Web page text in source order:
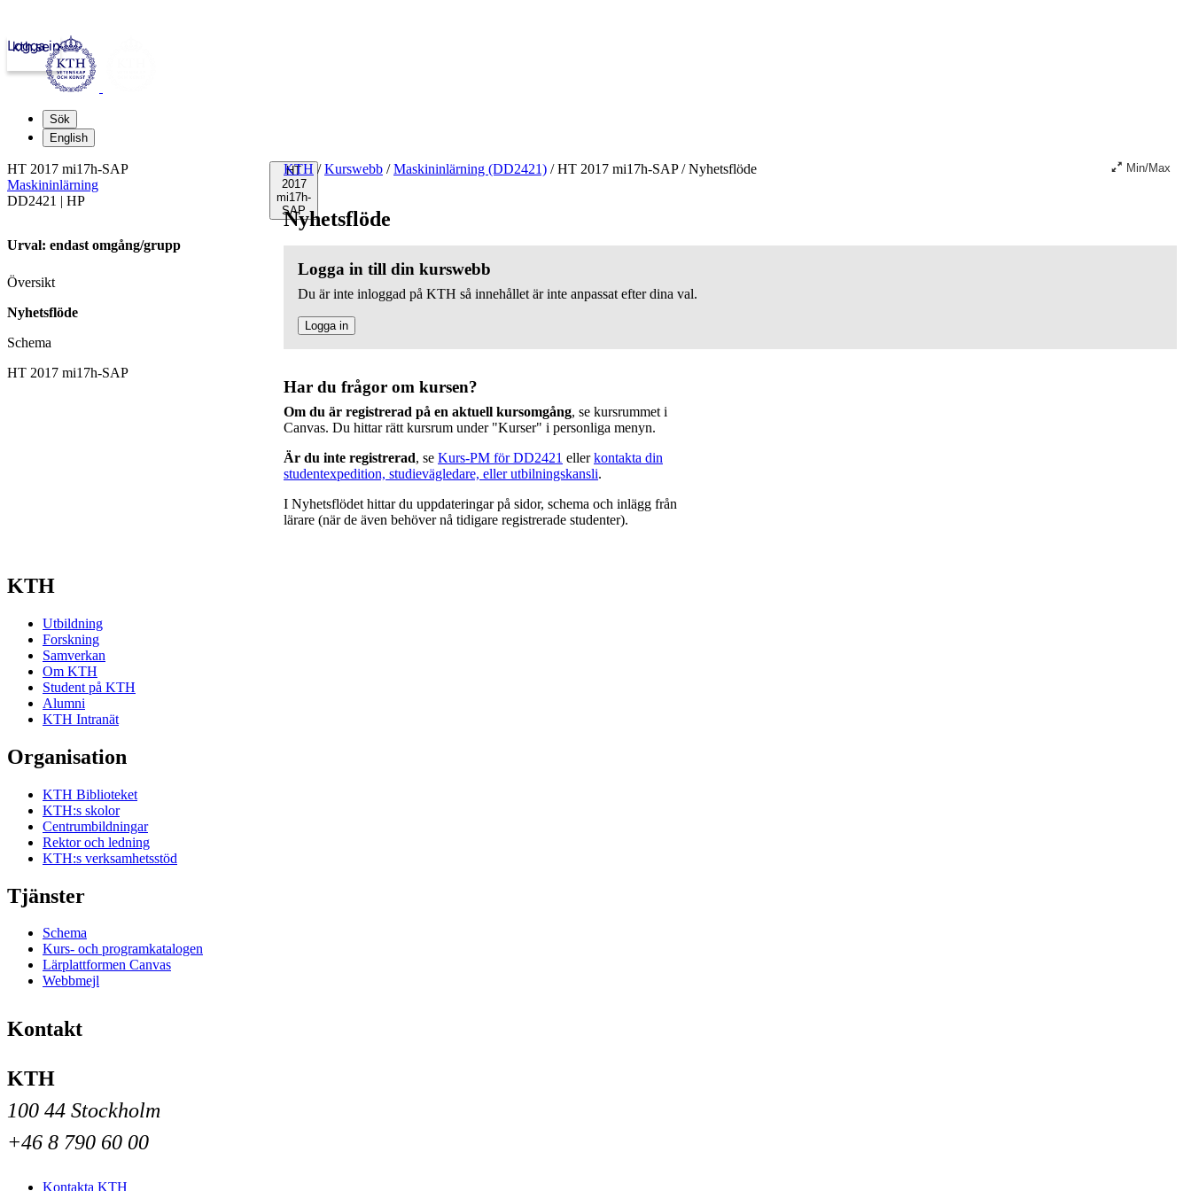
kth.se
Logga in
Sök
English
HT
2017
mi17h-
SAP
KTH / Kurswebb / Maskininlärning (DD2421) /HT 2017 mi17h-SAP/Nyhetsflöde Min/Max
Nyhetsflöde
Logga in till din kurswebb
Du är inte inloggad på KTH så innehållet är inte anpassat efter dina val.
Logga in
Har du frågor om kursen?
Om du är registrerad på en aktuell kursomgång, se kursrummet i
Canvas. Du hittar rätt kursrum under "Kurser" i personliga menyn.
Är du inte registrerad, se Kurs-PM för DD2421 ellerkontakta din
studentexpedition, studievägledare, eller utbilningskansli.
I Nyhetsflödet hittar du uppdateringar på sidor, schema och inlägg från
lärare (när de även behöver nå tidigare registrerade studenter).
HT 2017 mi17h-SAP
Maskininlärning
DD2421 | HP
Urval: endast omgång/grupp
Översikt
Nyhetsflöde
Schema
HT 2017 mi17h-SAP
KTH
Utbildning
Forskning
Samverkan
Om KTH
Student på KTH
Alumni
KTH Intranät
Organisation
KTH Biblioteket
KTH:s skolor
Centrumbildningar
Rektor och ledning
KTH:s verksamhetsstöd
Tjänster
Schema
Kurs- och programkatalogen
Lärplattformen Canvas
Webbmejl
Kontakt
KTH
100 44 Stockholm
+46 8 790 60 00
Kontakta KTH